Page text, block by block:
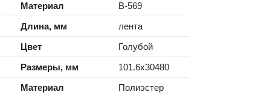
Материал
B-569
Длина, мм
лента
Цвет
Голубой
Размеры, мм
101.6x30480
Материал
Полиэстер